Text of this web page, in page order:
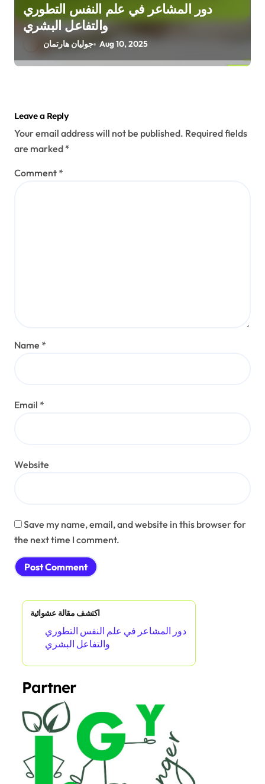
دور المشاعر في علم النفس التطوري
والتفاعل البشري
جوليان هارتمان Aug 10, 2025
Leave a Reply
Your email address will not be published. Required fields
are marked *
Comment *
Name *
Email *
Website
Save my name, email, and website in this browser for
the next time I comment.
اكتشف مقالة عشوائية
دور المشاعر في علم النفس التطوري
والتفاعل البشري
Partner